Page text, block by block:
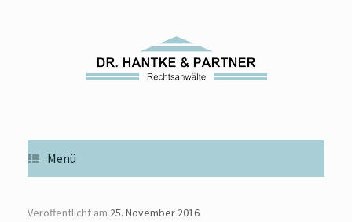
Menü
Veröffentlicht am 25. November 2016